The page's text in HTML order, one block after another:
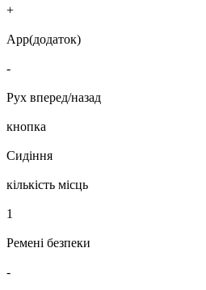
+
App(додаток)
-
Рух вперед/назад
кнопка
Сидіння
кількість місць
1
Ремені безпеки
-